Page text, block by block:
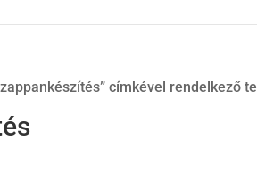
címkével rendelkező